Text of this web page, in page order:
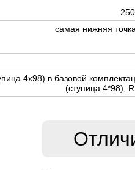
самая нижняя
4х98) в базовой
(ступица 4*98),